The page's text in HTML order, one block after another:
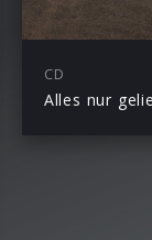
CD
Alles nur